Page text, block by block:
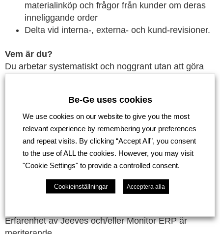
materialinköp och frågor från kunder om deras
inneliggande order
Delta vid interna-, externa- och kund-revisioner.
Vem är du?
Du arbetar systematiskt och noggrant utan att göra
partners och kollegor. Du driver dina uppgifter i mål
och inom tidsram både självständigt och tillsammans
med teamet.
Flytande nivå på svenska och engelska i både tal och
God datorvana och intresse för affärssystem och
Erfarenhet av Jeeves och/eller Monitor ERP är
Be-Ge uses cookies
We use cookies on our website to give you the most
relevant experience by remembering your preferences
and repeat visits. By clicking “Accept All”, you consent
to the use of ALL the cookies. However, you may visit
"Cookie Settings" to provide a controlled consent.
Cookieinställningar Acceptera alla